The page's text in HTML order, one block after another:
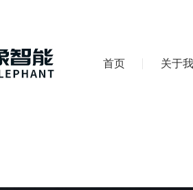
首页 关于